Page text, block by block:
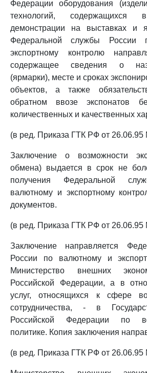
Федерации оборудования
технологий,
демонстрации на выставках и
Федеральной службы России
экспортному контролю
содержащее сведения о
(ярмарки), месте и сроках
объектов, а также
обратном ввозе экспонатов
количественных и качественных
(в ред. Приказа ГТК РФ от 26.06.95
Заключение о возможности
обмена) выдается в срок не
получения Федеральной
валютному и экспортному
документов.
(в ред. Приказа ГТК РФ от 26.06.95
Заключение направляется
России по валютному и
Министерство внешних
Российской Федерации, а в
услуг, относящихся к сфере
сотрудничества, - в
Российской Федерации по
политике. Копия заключения
(в ред. Приказа ГТК РФ от 26.06.95